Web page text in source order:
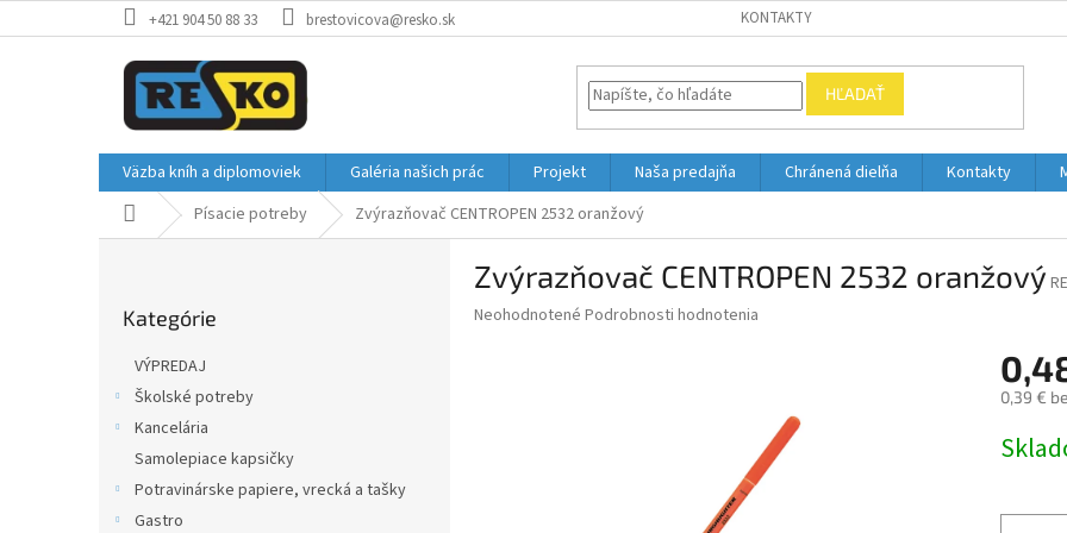
na
+421 904 50 88 33 brestovicova@resko.sk KONTAKTY
HĽADAŤ
Väzba kníh a diplomoviek Galéria našich prác Projekt Naša predajňa Chránená dielňa Kontakty
DomovPísacie potreby Zvýrazňovač CENTROPEN 2532 oranžový
kategórie
Kategórie
VÝPREDAJ
Školské potreby
Kancelária
Samolepiace kapsičky
Potravinárske papiere, vrecká a tašky
Gastro
Zvýrazňovač CENTROPEN 2532 oranžový
Priemerné
Neohodnotené Podrobnosti hodnotenia
0,39 €
cena: